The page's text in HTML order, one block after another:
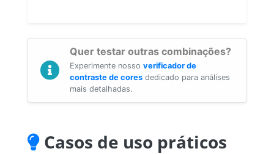
Quer testar outras combinações?
Experimente nosso verificador de
contraste de cores dedicado para análises
mais detalhadas.
Casos de uso práticos